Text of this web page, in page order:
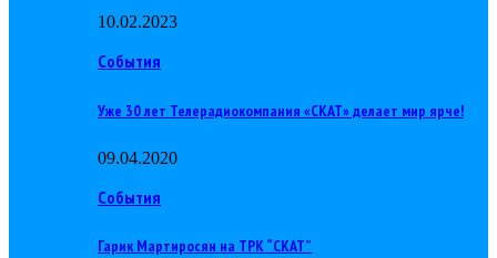
10.02.2023
События
Уже 30 лет Телерадиокомпания «СКАТ» делает мир ярче!
09.04.2020
События
Гарик Мартиросян на ТРК “СКАТ”